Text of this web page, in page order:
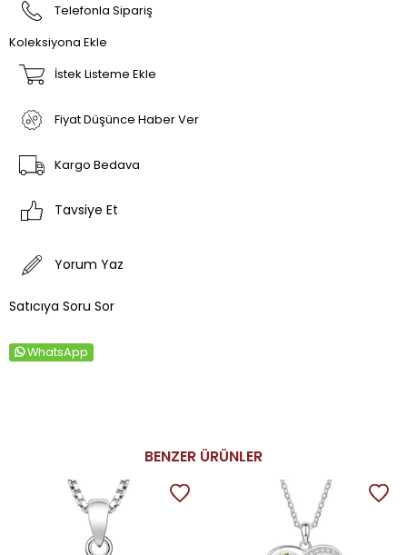
Telefonla Sipariş
Koleksiyona Ekle
İstek Listeme Ekle
Fiyat Düşünce Haber Ver
Kargo Bedava
Tavsiye Et
Yorum Yaz
Satıcıya Soru Sor
WhatsApp
BENZER ÜRÜNLER